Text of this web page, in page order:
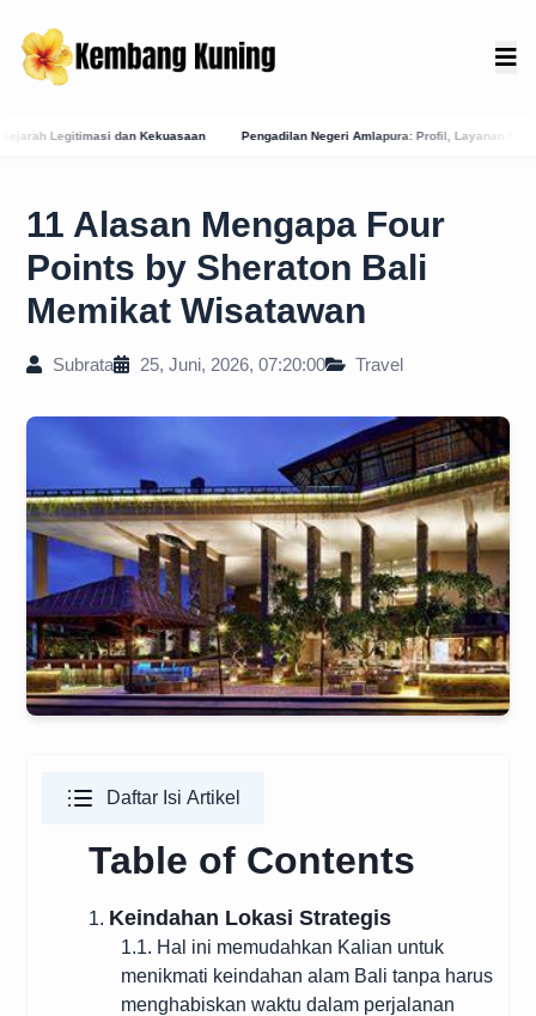
Pengadilan Negeri Amlapura: Profil, Layanan E-Court, dan Jejak Sejarah
11 Alasan Mengapa Four
Points by Sheraton Bali
Memikat Wisatawan
Subrata 25, Juni, 2026, 07:20:00 Travel
Daftar Isi Artikel
Table of Contents
1. Keindahan Lokasi Strategis
1.1. Hal ini memudahkan Kalian untuk
menikmati keindahan alam Bali tanpa harus
menghabiskan waktu dalam perjalanan